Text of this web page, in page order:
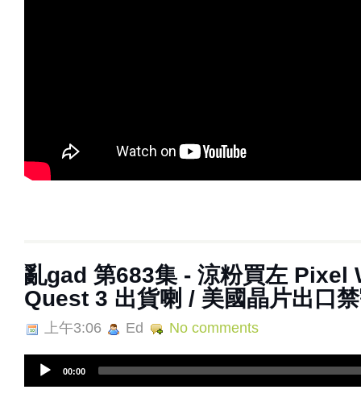
亂‌‌‌gad‌‌‌ ‌‌‌‌‌第‌‌‌683集 - 涼粉買左 Pixel
Quest 3 出貨喇 / 美國晶片出口
上午3:06 Ed No comments
00:00